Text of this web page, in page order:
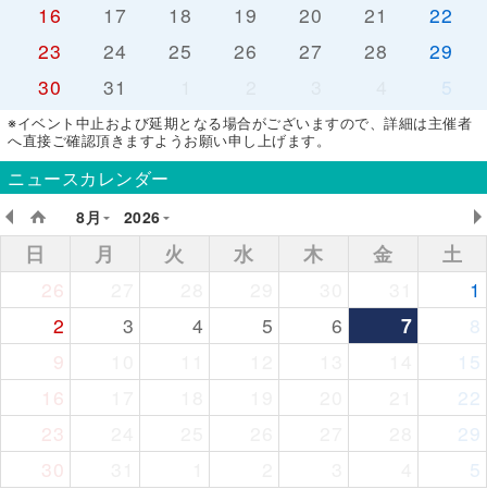
16
17 18 19 20 21
22
23
24 25 26 27 28
29
30
31 5
※イベント中止および延期となる場合がございますので、詳細は主催者
へ直接ご確認頂きますようお願い申し上げます。
ニュースカレンダー
8月
2026
日 月 火 水 木 金
土
26
1
2
3 4 5 6 7
8
9
15
16
22
23
29
30
5